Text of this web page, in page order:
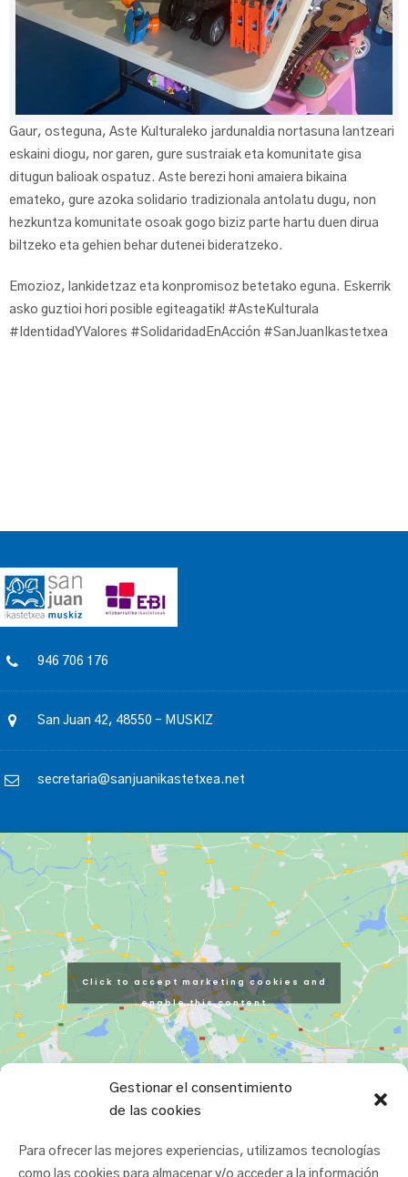
Gestionar el consentimiento
de las cookies
Para ofrecer las mejores experiencias, utilizamos tecnologías
como las cookies para almacenar y/o acceder a la información
Gaur, osteguna, Aste Kulturaleko jardunaldia nortasuna lantzeari
eskaini diogu, nor garen, gure sustraiak eta komunitate gisa
ditugun balioak ospatuz. Aste berezi honi amaiera bikaina
emateko, gure azoka solidario tradizionala antolatu dugu, non
hezkuntza komunitate osoak gogo biziz parte hartu duen dirua
biltzeko eta gehien behar dutenei bideratzeko.
Emozioz, lankidetzaz eta konpromisoz betetako eguna. Eskerrik
asko guztioi hori posible egiteagatik! #AsteKulturala
#IdentidadYValores #SolidaridadEnAcción #SanJuanIkastetxea
946 706 176
San Juan 42, 48550 – MUSKIZ
secretaria@sanjuanikastetxea.net
Click to accept marketing cookies and
enable this content